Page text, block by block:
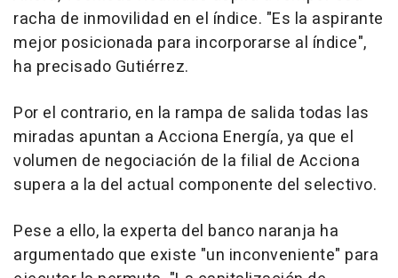
racha de inmovilidad en el índice. "Es la aspirante
mejor posicionada para incorporarse al índice",
ha precisado Gutiérrez.
Por el contrario, en la rampa de salida todas las
miradas apuntan a Acciona Energía, ya que el
volumen de negociación de la filial de Acciona
supera a la del actual componente del selectivo.
Pese a ello, la experta del banco naranja ha
argumentado que existe "un inconveniente" para